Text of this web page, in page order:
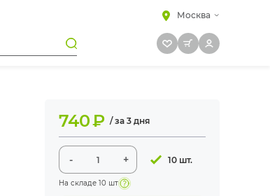
Москва
740₽ / за 3 дня
- + 10 шт.
На складе 10 шт